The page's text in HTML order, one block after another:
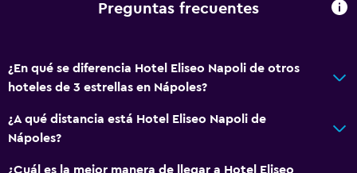
Servicio de traslado (cargo adicional)
Habitaciones para no fumadores disponibles
extra)
Preguntas frecuentes
¿En qué se diferencia Hotel Eliseo Napoli de otros
hoteles de 3 estrellas en Nápoles?
¿A qué distancia está Hotel Eliseo Napoli de
Nápoles?
¿Cuál es la mejor manera de llegar a Hotel Eliseo